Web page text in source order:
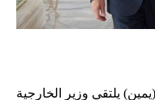
يلتقي وزير الخارجية